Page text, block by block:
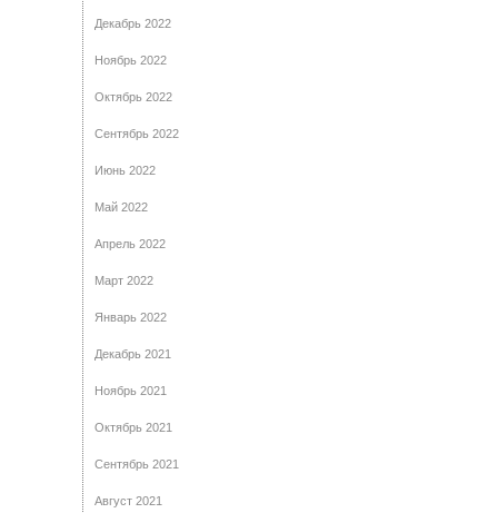
Декабрь 2022
Ноябрь 2022
Октябрь 2022
Сентябрь 2022
Июнь 2022
Май 2022
Апрель 2022
Март 2022
Январь 2022
Декабрь 2021
Ноябрь 2021
Октябрь 2021
Сентябрь 2021
Август 2021